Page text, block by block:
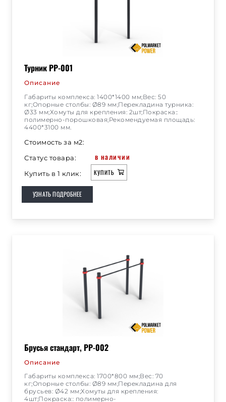
Турник РР-001
Описание
Габариты комплекса: 1400*1400 мм;Вес: 50
кг;Опорные столбы: Ø89 мм;Перекладина турника:
Ø33 мм;Хомуты для крепления: 2шт;Покраска::
полимерно-порошковая;Рекомендуемая площадь:
4400*3100 мм.
Стоимость за м2:
Статус товара:
в наличии
Купить в 1 клик: КУПИТЬ
УЗНАТЬ ПОДРОБНЕЕ
Брусья стандарт, РР-002
Описание
Габариты комплекса: 1700*800 мм;Вес: 70
кг;Опорные столбы: Ø89 мм;Перекладина для
брусьев: Ø42 мм;Хомуты для крепления:
4шт;Покраска:: полимерно-